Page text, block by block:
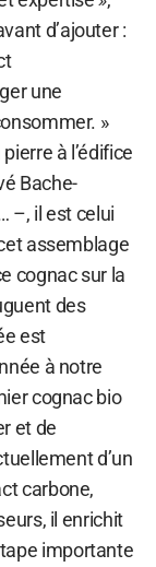
d’ajouter :
une
»
à l’édifice
Bache-
–, il est celui
assemblage
cognac sur la
des
est
à notre
cognac bio
et de
d’un
carbone,
il enrichit
importante